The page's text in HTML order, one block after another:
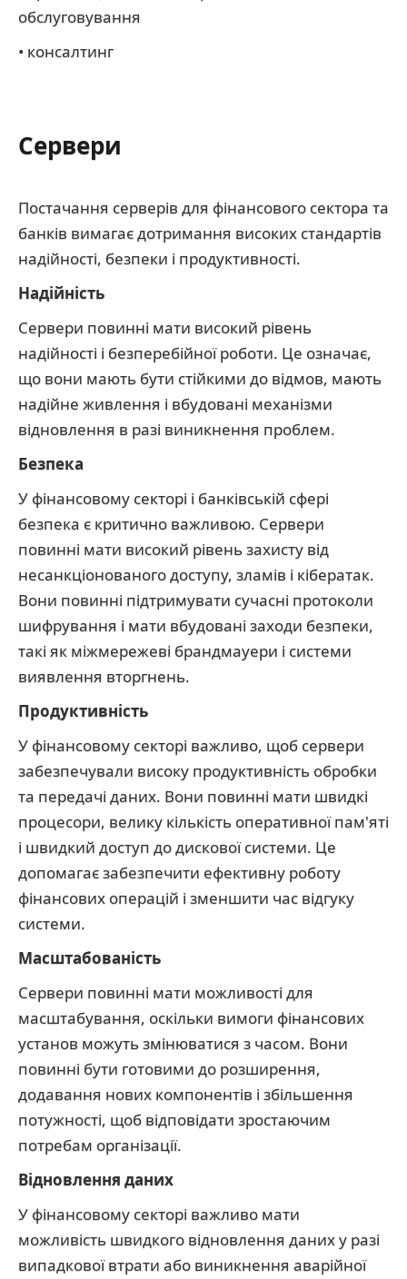
обслуговування
• консалтинг
Сервери
Постачання серверів для фінансового сектора та
банків вимагає дотримання високих стандартів
надійності, безпеки і продуктивності.
Надійність
Сервери повинні мати високий рівень
надійності і безперебійної роботи. Це означає,
що вони мають бути стійкими до відмов, мають
надійне живлення і вбудовані механізми
відновлення в разі виникнення проблем.
Безпека
У фінансовому секторі і банківській сфері
безпека є критично важливою. Сервери
повинні мати високий рівень захисту від
несанкціонованого доступу, зламів і кібератак.
Вони повинні підтримувати сучасні протоколи
шифрування і мати вбудовані заходи безпеки,
такі як міжмережеві брандмауери і системи
виявлення вторгнень.
Продуктивність
У фінансовому секторі важливо, щоб сервери
забезпечували високу продуктивність обробки
та передачі даних. Вони повинні мати швидкі
процесори, велику кількість оперативної пам'яті
і швидкий доступ до дискової системи. Це
допомагає забезпечити ефективну роботу
фінансових операцій і зменшити час відгуку
системи.
Масштабованість
Сервери повинні мати можливості для
масштабування, оскільки вимоги фінансових
установ можуть змінюватися з часом. Вони
повинні бути готовими до розширення,
додавання нових компонентів і збільшення
потужності, щоб відповідати зростаючим
потребам організації.
Відновлення даних
У фінансовому секторі важливо мати
можливість швидкого відновлення даних у разі
випадкової втрати або виникнення аварійної